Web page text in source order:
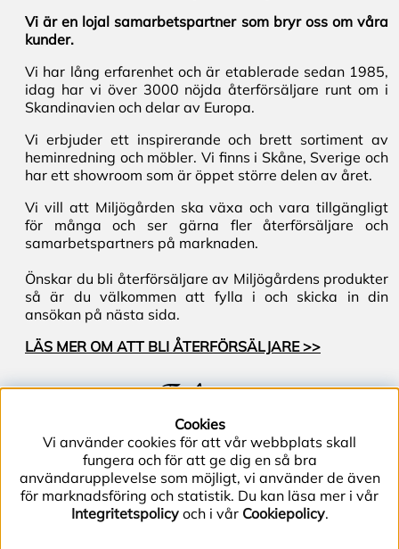
Vi är en lojal samarbetspartner som bryr oss om våra
kunder.
Vi har lång erfarenhet och är etablerade sedan 1985,
idag har vi över 3000 nöjda återförsäljare runt om i
Skandinavien och delar av Europa.
Vi erbjuder ett inspirerande och brett sortiment av
heminredning och möbler. Vi finns i Skåne, Sverige och
har ett showroom som är öppet större delen av året.
Vi vill att Miljögården ska växa och vara tillgängligt
för många och ser gärna fler återförsäljare och
samarbetspartners på marknaden.
Önskar du bli återförsäljare av Miljögårdens produkter
så är du välkommen att fylla i och skicka in din
ansökan på nästa sida.
LÄS MER OM ATT BLI ÅTERFÖRSÄLJARE >>
Följ oss
Cookies
Vi använder cookies för att vår webbplats skall
fungera och för att ge dig en så bra
användarupplevelse som möjligt, vi använder de även
för marknadsföring och statistik. Du kan läsa mer i vår
Integritetspolicyoch i vår Cookiepolicy.